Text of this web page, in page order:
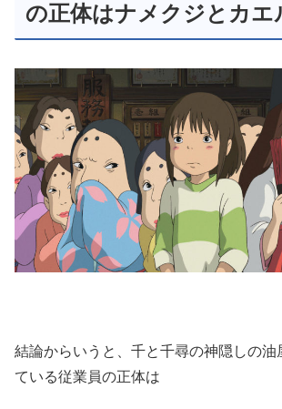
の正体はナメクジとカエ
結論からいうと、千と千尋の神隠しの油
ている従業員の正体は